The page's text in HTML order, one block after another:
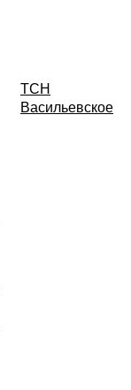
ТСН
Васильевское